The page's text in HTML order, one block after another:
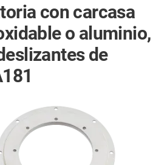
con carcasa
o aluminio,
de